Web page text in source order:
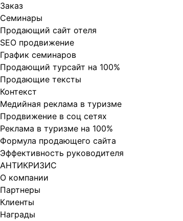
Заказ
Cеминары
Продающий сайт отеля
SEO продвижение
График семинаров
Продающий турсайт на 100%
Продающие тексты
Контекст
Медийная реклама в туризме
Продвижение в соц сетях
Реклама в туризме на 100%
Формула продающего сайта
Эффективность руководителя
АНТИКРИЗИС
О компании
Партнеры
Клиенты
Награды